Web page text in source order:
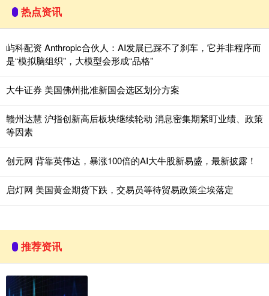
热点资讯
屿科配资 Anthropic合伙人：AI发展已踩不了刹车，它并非程序而
是“模拟脑组织”，大模型会形成“品格”
大牛证券 美国佛州批准新国会选区划分方案
赣州达慧 沪指创新高后板块继续轮动 消息密集期紧盯业绩、政策
等因素
创元网 背靠英伟达，暴涨100倍的AI大牛股新易盛，最新披露！
启灯网 美国黄金期货下跌，交易员等待贸易政策尘埃落定
推荐资讯